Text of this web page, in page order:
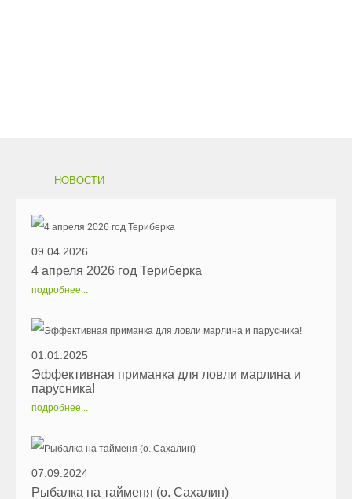
НОВОСТИ
09.04.2026
4 апреля 2026 год Териберка
подробнее...
01.01.2025
Эффективная приманка для ловли марлина и
парусника!
подробнее...
07.09.2024
Рыбалка на тайменя (о. Сахалин)